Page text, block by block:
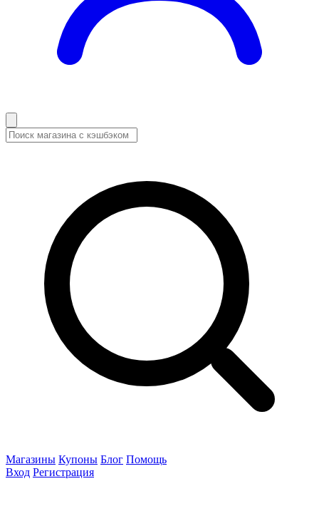
Магазины Купоны Блог Помощь
Вход Регистрация